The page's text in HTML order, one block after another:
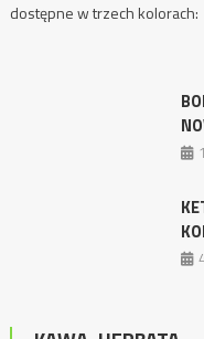
dostępne w trzech kolorach: